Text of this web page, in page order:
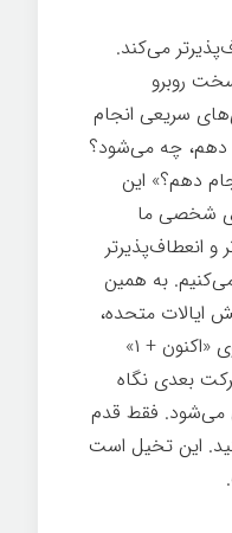
می‌کند.
روبرو
سریعی انجام
دهم، چه می‌شود؟
دهم؟» این
شخصی ما
انعطاف‌پذیرتر
به همین
ایالات متحده،
سربازان جدید را برای تمرکز روی «اکنون + ۱»
بعدی نگاه
می‌شود. فقط قدم
این تخیل است